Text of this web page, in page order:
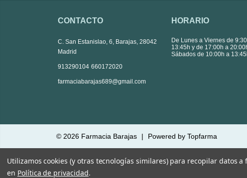
CONTACTO
C. San Estanislao, 6, Barajas, 28042
Madrid
913290104 660172020
farmaciabarajas689@gmail.com
HORARIO
De Lunes a Viernes de
13:45h y de 17:00h a
Sábados de 10:00h a
© 2026 Farmacia Barajas | Powered by Topfarma
Utilizamos cookies (y otras tecnologías similares) para recopilar datos
en Política de privacidad.